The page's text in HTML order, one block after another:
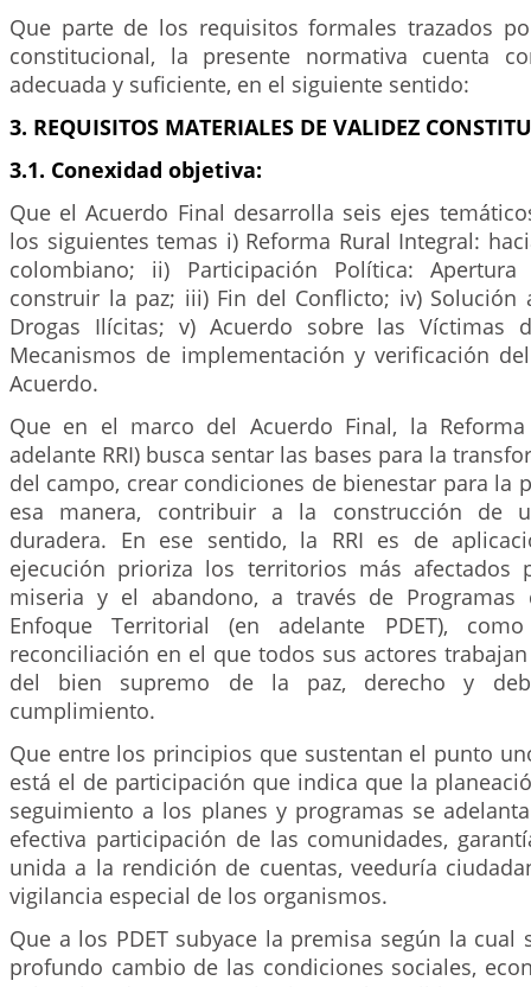
Que parte de los requisitos formales trazados
constitucional, la presente normativa cuenta
adecuada y suficiente, en el siguiente sentido:
3. REQUISITOS MATERIALES DE VALIDEZ
3.1. Conexidad objetiva:
Que el Acuerdo Final desarrolla seis ejes
los siguientes temas i) Reforma Rural Integral:
colombiano; ii) Participación Política: Apertura
construir la paz; iii) Fin del Conflicto; iv) Solución
Drogas Ilícitas; v) Acuerdo sobre las Víctimas
Mecanismos de implementación y verificación
Acuerdo.
Que en el marco del Acuerdo Final, la
adelante RRI) busca sentar las bases para la
del campo, crear condiciones de bienestar para la
esa manera, contribuir a la construcción de
duradera. En ese sentido, la RRI es de
ejecución prioriza los territorios más afectados
miseria y el abandono, a través de Programas
Enfoque Territorial (en adelante PDET),
reconciliación en el que todos sus actores
del bien supremo de la paz, derecho y
cumplimiento.
Que entre los principios que sustentan el punto
está el de participación que indica que la
seguimiento a los planes y programas se
efectiva participación de las comunidades,
unida a la rendición de cuentas, veeduría
vigilancia especial de los organismos.
Que a los PDET subyace la premisa según la cual
profundo cambio de las condiciones sociales,